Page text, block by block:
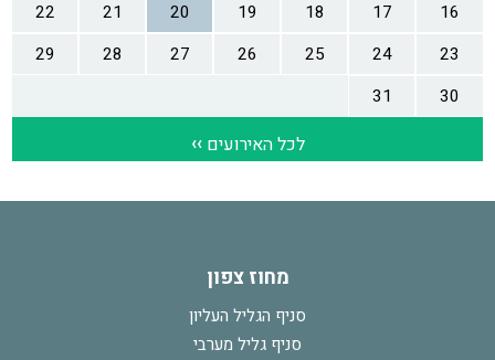
מחוז צפון
סניף הגליל העליון
סניף גליל מערבי